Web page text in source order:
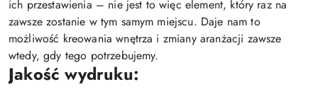
ich przestawienia – nie jest to więc element, który raz na
zawsze zostanie w tym samym miejscu. Daje nam to
możliwość kreowania wnętrza i zmiany aranżacji zawsze
wtedy, gdy tego potrzebujemy.
Jakość wydruku: